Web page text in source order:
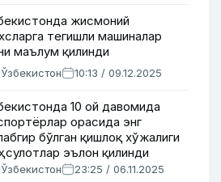
жисмоний
тегишли машиналар
маълум қилинди
Ўзбекистон 10:13 / 09.12.2025
10 ой давомида
орасида энг
бўлган қишлоқ хўжалиги
эълон қилинди
Ўзбекистон 23:25 / 06.11.2025